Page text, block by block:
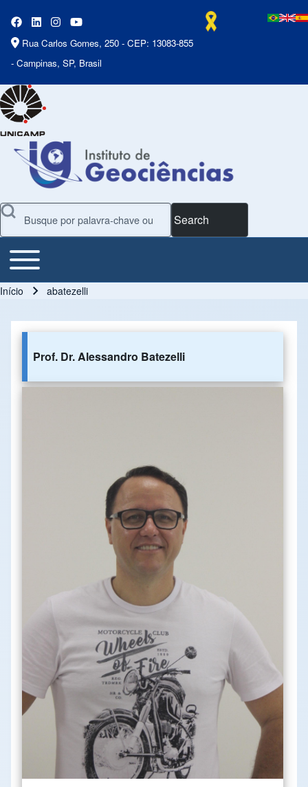
Rua Carlos Gomes, 250 - CEP: 13083-855
- Campinas, SP, Brasil
Search
Main Menu
Toggle main menu
Início abatezelli
Prof. Dr. Alessandro Batezelli